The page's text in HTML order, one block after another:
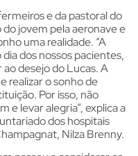
e da pastoral do
jovem pela aeronave e
uma realidade. “A
dos nossos pacientes,
desejo do Lucas. A
realizar o sonho de
Por isso, não
e levar alegria”, explica a
dos hospitais
Nilza Brenny.